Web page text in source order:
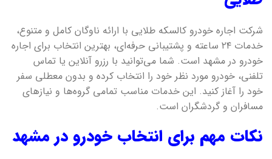
شرکت اجاره خودرو کالسکه طلایی با ارائه ناوگان کامل و متنوع،
خدمات ۲۴ ساعته و پشتیبانی حرفه‌ای، بهترین انتخاب برای اجاره
خودرو در مشهد است. شما می‌توانید با رزرو آنلاین یا تماس
تلفنی، خودرو مورد نظر خود را انتخاب کرده و بدون معطلی سفر
خود را آغاز کنید. این خدمات مناسب تمامی گروه‌ها و نیازهای
مسافران و گردشگران است.
نکات مهم برای انتخاب خودرو در مشهد